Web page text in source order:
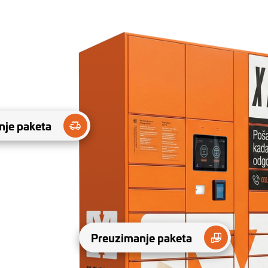
paketa
Preuzimanje paketa